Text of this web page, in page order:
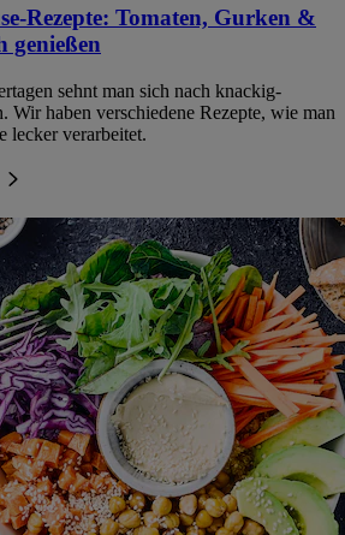
Rezepte: Tomaten, Gurken &
genießen
sehnt man sich nach knackig-
Wir haben verschiedene Rezepte, wie man
lecker verarbeitet.